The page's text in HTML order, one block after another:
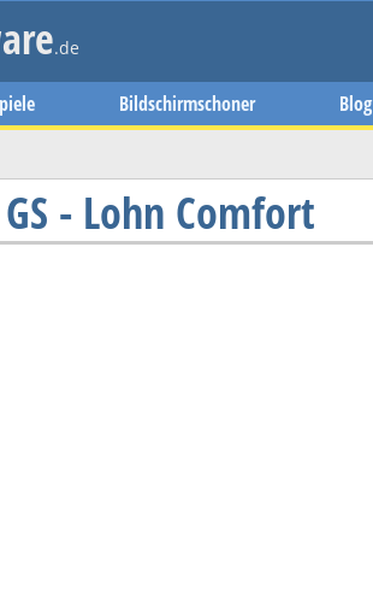
.de
Bildschirmschoner Blog
GS - Lohn Comfort